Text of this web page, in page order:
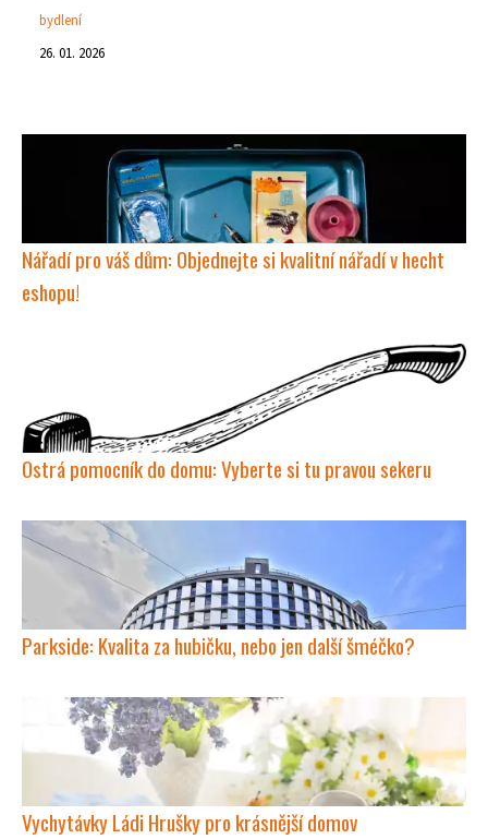
bydlení
26. 01. 2026
Nářadí pro váš dům: Objednejte si kvalitní nářadí v hecht
eshopu!
Ostrá pomocník do domu: Vyberte si tu pravou sekeru
Parkside: Kvalita za hubičku, nebo jen další šméčko?
Vychytávky Ládi Hrušky pro krásnější domov